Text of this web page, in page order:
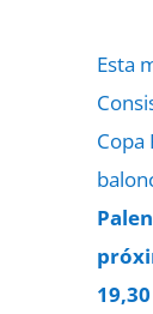
Esta
Copa